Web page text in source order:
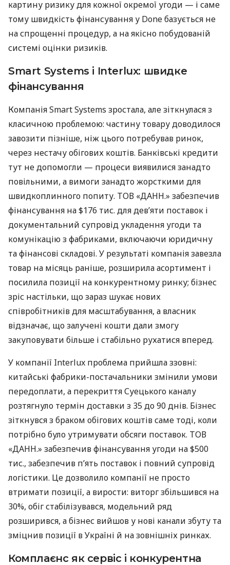
картину ризику для кожної окремої угоди — і саме
тому швидкість фінансування у Done базується не
на спрощенні процедур, а на якісно побудованій
системі оцінки ризиків.
Smart Systems і Interlux: швидке
фінансування
Компанія Smart Systems зростала, але зіткнулася з
класичною проблемою: частину товару доводилося
завозити пізніше, ніж цього потребував ринок,
через нестачу обігових коштів. Банківські кредити
тут не допомогли — процеси виявилися занадто
повільними, а вимоги занадто жорсткими для
швидкоплинного попиту. ТОВ «ДАНН.» забезпечив
фінансування на $176 тис. для дев’яти поставок і
документальний супровід укладення угоди та
комунікацію з фабриками, включаючи юридичну
та фінансові складові. У результаті компанія завезла
товар на місяць раніше, розширила асортимент і
посилила позиції на конкурентному ринку; бізнес
зріс настільки, що зараз шукає нових
співробітників для масштабування, а власник
відзначає, що залучені кошти дали змогу
закуповувати більше і стабільно рухатися вперед.
У компанії Interlux проблема прийшла ззовні:
китайські фабрики-постачальники змінили умови
передоплати, а перекриття Суецького каналу
розтягнуло термін доставки з 35 до 90 днів. Бізнес
зіткнувся з браком обігових коштів саме тоді, коли
потрібно було утримувати обсяги поставок. ТОВ
«ДАНН.» забезпечив фінансування угоди на $500
тис., забезпечив п’ять поставок і повний супровід
логістики. Це дозволило компанії не просто
втримати позиції, а вирости: виторг збільшився на
30%, обіг стабілізувався, модельний ряд
розширився, а бізнес вийшов у нові канали збуту та
зміцнив позиції в Україні й на зовнішніх ринках.
Комплаєнс як сервіс і конкурентна